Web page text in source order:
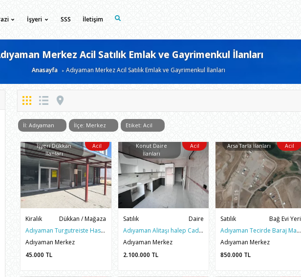
İşyeri SSS İletişim
Merkez Acil Satılık Emlak ve Gayrimenkul İlanları
Anasayfa Adıyaman Merkez Acil Satılık Emlak ve Gayrimenkul İlanları
İl: Adıyaman İlçe: Merkez Etiket: Acil
İşyeri Dükkan
İlanları
Acil
Kiralık
Dükkan / Mağaza
Adıyaman Turgutreiste Hastane Civarı Kiralık 185m2 Dükkan
Adıyaman Merkez
45.000 TL
Konut Daire
İlanları
Acil
Satılık
Daire
Adıyaman Alitaşı halep Caddesinde Satılık 3+1 Hesaplı Daire
Adıyaman Merkez
2.100.000 TL
Arsa Tarla İlanları Acil
Satılık
Bağ Evi Yeri
Adıyaman Tecirde Baraj Manzaralı 500M2 BAĞ EVİ YERİ
Adıyaman Merkez
850.000 TL